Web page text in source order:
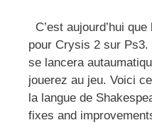
C’est aujourd’hui
pour Crysis 2 sur
se lancera
jouerez au jeu. Voici
la langue de
fixes and